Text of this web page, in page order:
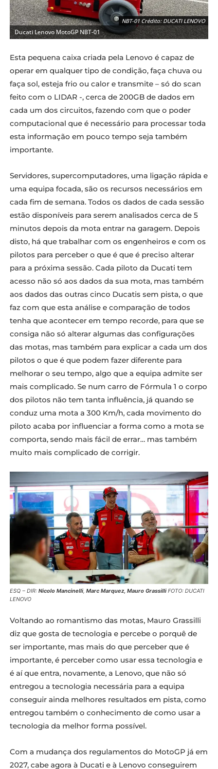
NBT-01 Crédito: DUCATI LENOVO
Ducati Lenovo MotoGP NBT-01
Esta pequena caixa criada pela Lenovo é capaz de
operar em qualquer tipo de condição, faça chuva ou
faça sol, esteja frio ou calor e transmite – só do scan
feito com o LIDAR -, cerca de 200GB de dados em
cada um dos circuitos, fazendo com que o poder
computacional que é necessário para processar toda
esta informação em pouco tempo seja também
importante.
Servidores, supercomputadores, uma ligação rápida e
uma equipa focada, são os recursos necessários em
cada fim de semana. Todos os dados de cada sessão
estão disponíveis para serem analisados cerca de 5
minutos depois da mota entrar na garagem. Depois
disto, há que trabalhar com os engenheiros e com os
pilotos para perceber o que é que é preciso alterar
para a próxima sessão. Cada piloto da Ducati tem
acesso não só aos dados da sua mota, mas também
aos dados das outras cinco Ducatis sem pista, o que
faz com que esta análise e comparação de todos
tenha que acontecer em tempo recorde, para que se
consiga não só alterar algumas das configurações
das motas, mas também para explicar a cada um dos
pilotos o que é que podem fazer diferente para
melhorar o seu tempo, algo que a equipa admite ser
mais complicado. Se num carro de Fórmula 1 o corpo
dos pilotos não tem tanta influência, já quando se
conduz uma mota a 300 Km/h, cada movimento do
piloto acaba por influenciar a forma como a mota se
comporta, sendo mais fácil de errar… mas também
muito mais complicado de corrigir.
ESQ – DIR: Nicolo Mancinelli, Marc Marquez, Mauro Grassilli FOTO: DUCATI
LENOVO
Voltando ao romantismo das motas, Mauro Grassilli
diz que gosta de tecnologia e percebe o porquê de
ser importante, mas mais do que perceber que é
importante, é perceber como usar essa tecnologia e
é aí que entra, novamente, a Lenovo, que não só
entregou a tecnologia necessária para a equipa
conseguir ainda melhores resultados em pista, como
entregou também o conhecimento de como usar a
tecnologia da melhor forma possível.
Com a mudança dos regulamentos do MotoGP já em
2027, cabe agora à Ducati e à Lenovo conseguirem